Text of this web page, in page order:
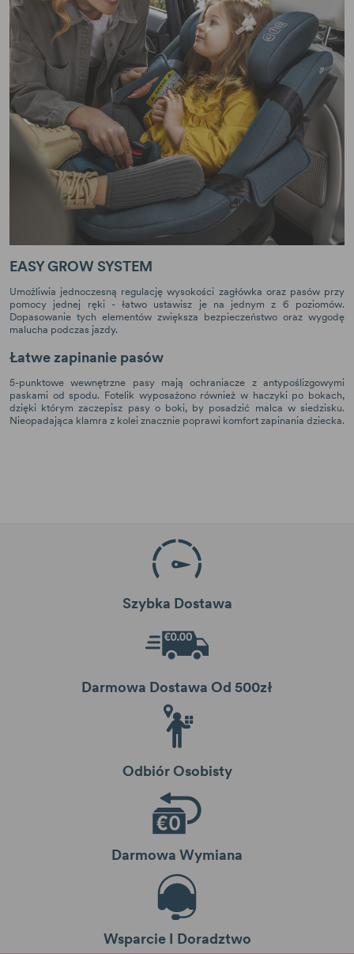
EASY GROW SYSTEM
Umożliwia jednoczesną regulację wysokości zagłówka oraz pasów przy
pomocy jednej ręki - łatwo ustawisz je na jednym z 6 poziomów.
Dopasowanie tych elementów zwiększa bezpieczeństwo oraz wygodę
malucha podczas jazdy.
Łatwe zapinanie pasów
5-punktowe wewnętrzne pasy mają ochraniacze z antypoślizgowymi
paskami od spodu. Fotelik wyposażono również w haczyki po bokach,
dzięki którym zaczepisz pasy o boki, by posadzić malca w siedzisku.
Nieopadająca klamra z kolei znacznie poprawi komfort zapinania dziecka.
Szybka Dostawa
Darmowa Dostawa Od 500zł
Odbiór Osobisty
Darmowa Wymiana
Wsparcie I Doradztwo